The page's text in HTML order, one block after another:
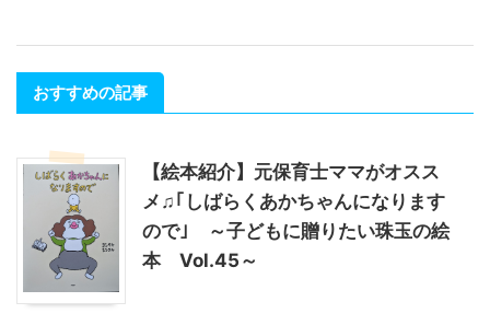
おすすめの記事
【絵本紹介】元保育士ママがオスス
メ♫｢しばらくあかちゃんになります
ので｣ ～子どもに贈りたい珠玉の絵
本 Vol.45～